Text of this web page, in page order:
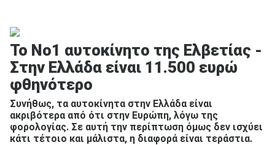
ΑΝΑΖΗΤΗΣΗ
Μεταχειρισμένα
Το Νο1 αυτοκίνητο της Ελβετίας -
Στην Ελλάδα είναι 11.500 ευρώ
φθηνότερο
Συνήθως, τα αυτοκίνητα στην Ελλάδα είναι
ακριβότερα από ότι στην Ευρώπη, λόγω της
φορολογίας. Σε αυτή την περίπτωση όμως δεν ισχύει
κάτι τέτοιο και μάλιστα, η διαφορά είναι τεράστια.